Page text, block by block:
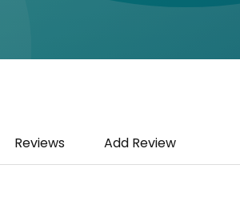
Reviews Add Review